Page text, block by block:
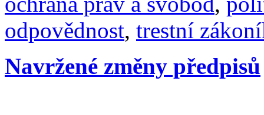
odpovědnost, trestní
Navržené změny předpisů